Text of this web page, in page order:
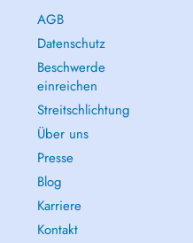
AGB
Datenschutz
Beschwerde
einreichen
Streitschlichtung
Über uns
Presse
Blog
Karriere
Kontakt